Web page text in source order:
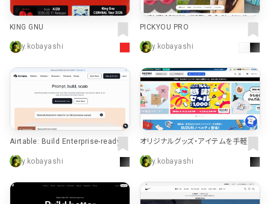
KING GNU
y.kobayashi
PICKYOU PRO
y.kobayashi
Airtable: Build Enterprise-ready AI
Workflows, Apps & Agents - Airta
bley.kobayashi
オリジナルグッズ・アイテムを手軽に
作成・販売できる通販サイト SUZURI
by GMOペパボ
y.kobayashi